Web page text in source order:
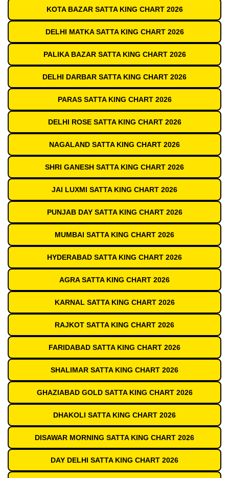
KOTA BAZAR SATTA KING CHART 2026
DELHI MATKA SATTA KING CHART 2026
PALIKA BAZAR SATTA KING CHART 2026
DELHI DARBAR SATTA KING CHART 2026
PARAS SATTA KING CHART 2026
DELHI ROSE SATTA KING CHART 2026
NAGALAND SATTA KING CHART 2026
SHRI GANESH SATTA KING CHART 2026
JAI LUXMI SATTA KING CHART 2026
PUNJAB DAY SATTA KING CHART 2026
MUMBAI SATTA KING CHART 2026
HYDERABAD SATTA KING CHART 2026
AGRA SATTA KING CHART 2026
KARNAL SATTA KING CHART 2026
RAJKOT SATTA KING CHART 2026
FARIDABAD SATTA KING CHART 2026
SHALIMAR SATTA KING CHART 2026
GHAZIABAD GOLD SATTA KING CHART 2026
DHAKOLI SATTA KING CHART 2026
DISAWAR MORNING SATTA KING CHART 2026
DAY DELHI SATTA KING CHART 2026